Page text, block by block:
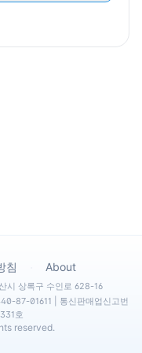
침 About
시 상록구 수인로 628-16
87-01611 | 통신판매업신고번
호
reserved.